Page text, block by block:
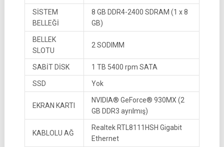
SİSTEM
BELLEĞİ
8 GB DDR4-2400 SDRAM (1 x 8
GB)
BELLEK
SLOTU
2 SODIMM
SABİT DİSK 1 TB 5400 rpm SATA
SSD Yok
EKRAN KARTI
NVIDIA® GeForce® 930MX (2
GB DDR3 ayrılmış)
KABLOLU AĞ
Realtek RTL8111HSH Gigabit
Ethernet